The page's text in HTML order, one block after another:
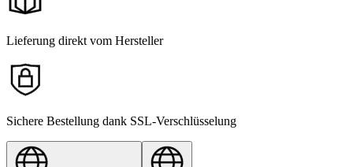
Lieferung direkt vom Hersteller
Sichere Bestellung dank SSL-Verschlüsselung